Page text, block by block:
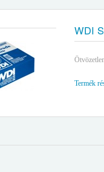
WDI
Termék